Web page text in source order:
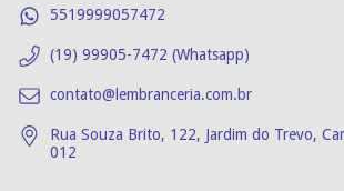
5519999057472
(19) 99905-7472 (Whatsapp)
contato@lembranceria.com.br
Rua Souza Brito, 122, Jardim do Trevo,
012